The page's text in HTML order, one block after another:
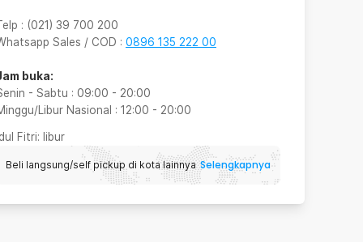
: (021) 39 700 200
Sales / COD : 0896 135 222 00
buka:
- Sabtu : 09:00 - 20:00
Libur Nasional : 12:00 - 20:00
Fitri: libur
Beli langsung/self pickup di kota lainnya Selengkapnya